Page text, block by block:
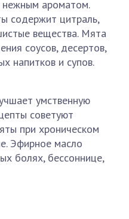
нежным ароматом.
содержит цитраль,
вещества. Мята
соусов, десертов,
напитков и супов.
умственную
советуют
при хроническом
Эфирное масло
болях, бессоннице,